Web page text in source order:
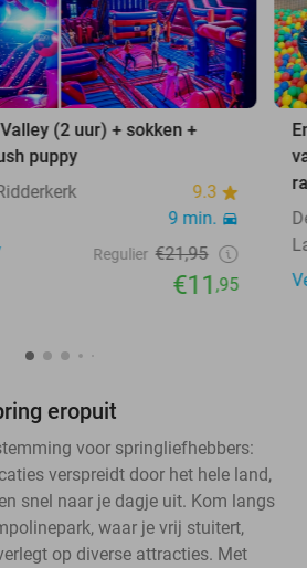
(2 uur) + sokken +
puppy
9.3
9 min.
Regulier €21,95
€11,95
eropuit
voor springliefhebbers:
verspreidt door het hele land,
snel naar je dagje uit. Kom langs
waar je vrij stuitert,
op diverse attracties. Met